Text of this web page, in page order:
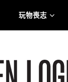
玩物喪志
21/07/2026